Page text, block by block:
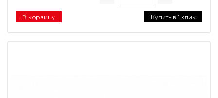
В корзину Купить в 1 клик